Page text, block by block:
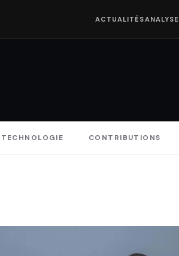
ACTUALITÉS
TECHNOLOGIE CONTRIBUTIONS